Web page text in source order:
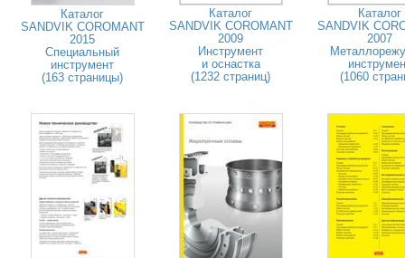
Каталог
SANDVIK COROMANT
2015
Специальный
инструмент
(163 страницы)
Каталог
SANDVIK COROMANT
2009
Инструмент
и оснастка
(1232 страниц)
Каталог
SANDVIK
2007
(1060